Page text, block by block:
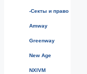
-Секты и право
Amway
Greenway
New Age
NXIVM